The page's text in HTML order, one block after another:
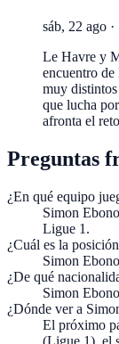
sáb, 22 ago ·
Le Havre y
encuentro
muy
que lucha
afronta el
Preguntas
¿En qué equipo
Simon
Ligue 1.
¿Cuál es la
Simon
¿De qué
Simon
¿Dónde ver a
El próximo